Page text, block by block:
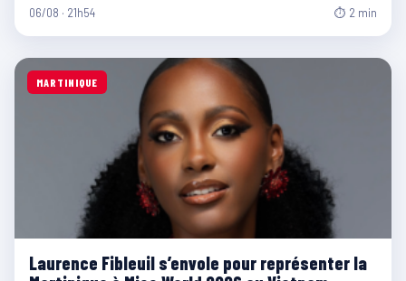
06/08 · 21h54 ⏱ 2 min
MARTINIQUE
Laurence Fibleuil s’envole pour représenter la